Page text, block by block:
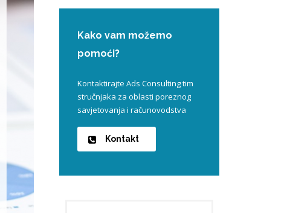
Kako vam možemo
pomoći?
Kontaktirajte Ads Consulting tim
stručnjaka za oblasti poreznog
savjetovanja i računovodstva
Kontakt